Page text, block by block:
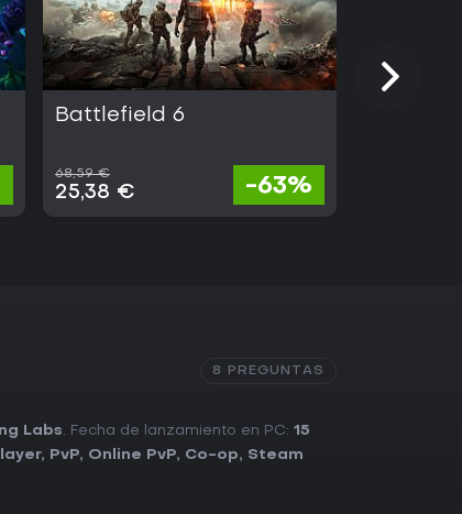
Battlefield 6
68,59 €
25,38 € -63%
8 PREGUNTAS
Labs. Fecha de lanzamiento en PC: 15
, PvP, Online PvP, Co-op, Steam